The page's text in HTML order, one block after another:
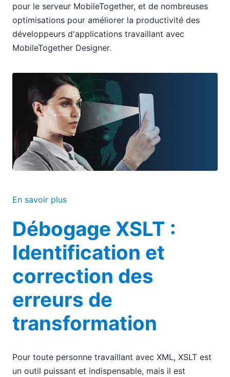
pour le serveur MobileTogether, et de nombreuses
optimisations pour améliorer la productivité des
développeurs d'applications travaillant avec
MobileTogether Designer.
En savoir plus
Débogage XSLT :
Identification et
correction des
erreurs de
transformation
Pour toute personne travaillant avec XML, XSLT est
un outil puissant et indispensable, mais il est